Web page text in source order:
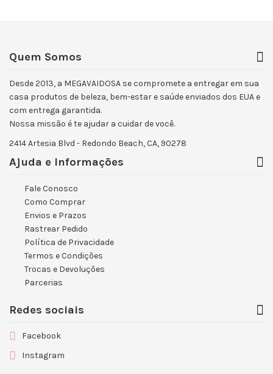
Quem Somos
Desde 2013, a MEGAVAIDOSA se compromete a entregar em sua
casa produtos de beleza, bem-estar e saúde enviados dos EUA e
com entrega garantida.
Nossa missão é te ajudar a cuidar de você.
2414 Artesia Blvd - Redondo Beach, CA, 90278
Ajuda e Informações
Fale Conosco
Como Comprar
Envios e Prazos
Rastrear Pedido
Política de Privacidade
Termos e Condições
Trocas e Devoluções
Parcerias
Redes sociais
Facebook
Instagram